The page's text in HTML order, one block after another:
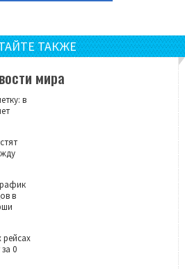
ТАКЖЕ
мира
в
в
0